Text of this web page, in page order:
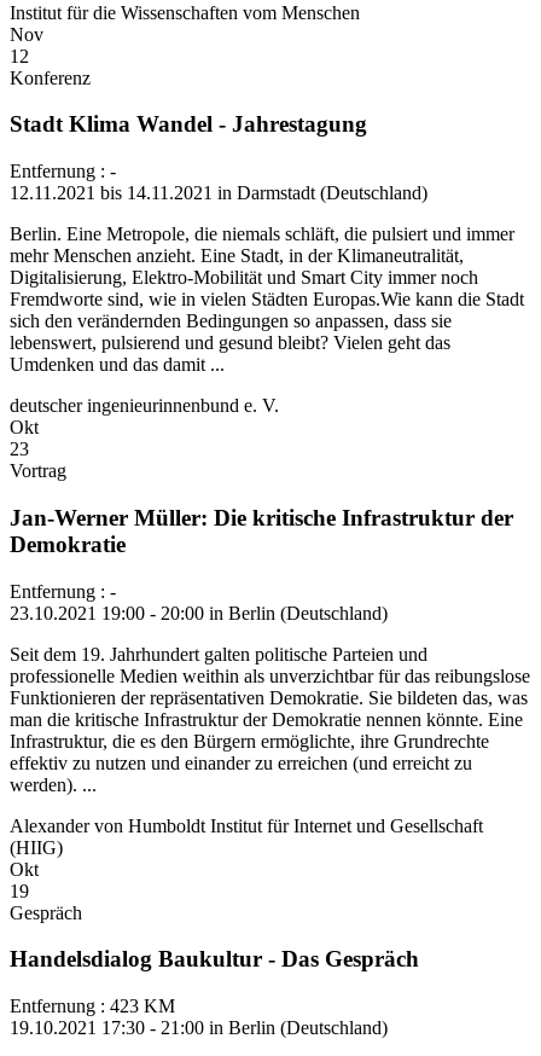
Institut für die Wissenschaften vom Menschen
Nov
12
Konferenz
Stadt Klima Wandel - Jahrestagung
Entfernung : -
12.11.2021 bis 14.11.2021 in Darmstadt (Deutschland)
Berlin. Eine Metropole, die niemals schläft, die pulsiert und immer
mehr Menschen anzieht. Eine Stadt, in der Klimaneutralität,
Digitalisierung, Elektro-Mobilität und Smart City immer noch
Fremdworte sind, wie in vielen Städten Europas.Wie kann die Stadt
sich den verändernden Bedingungen so anpassen, dass sie
lebenswert, pulsierend und gesund bleibt? Vielen geht das
Umdenken und das damit ...
deutscher ingenieurinnenbund e. V.
Okt
23
Vortrag
Jan-Werner Müller: Die kritische Infrastruktur der
Demokratie
Entfernung : -
23.10.2021 19:00 - 20:00 in Berlin (Deutschland)
Seit dem 19. Jahrhundert galten politische Parteien und
professionelle Medien weithin als unverzichtbar für das reibungslose
Funktionieren der repräsentativen Demokratie. Sie bildeten das, was
man die kritische Infrastruktur der Demokratie nennen könnte. Eine
Infrastruktur, die es den Bürgern ermöglichte, ihre Grundrechte
effektiv zu nutzen und einander zu erreichen (und erreicht zu
werden). ...
Alexander von Humboldt Institut für Internet und Gesellschaft
(HIIG)
Okt
19
Gespräch
Handelsdialog Baukultur - Das Gespräch
Entfernung : 423 KM
19.10.2021 17:30 - 21:00 in Berlin (Deutschland)